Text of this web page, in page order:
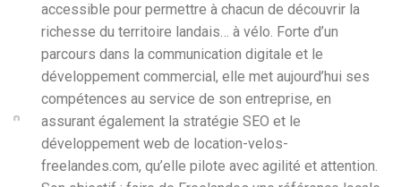
accessible pour permettre à chacun de découvrir la
richesse du territoire landais… à vélo. Forte d’un
parcours dans la communication digitale et le
développement commercial, elle met aujourd’hui ses
compétences au service de son entreprise, en
assurant également la stratégie SEO et le
développement web de location-velos-
freelandes.com, qu’elle pilote avec agilité et attention.